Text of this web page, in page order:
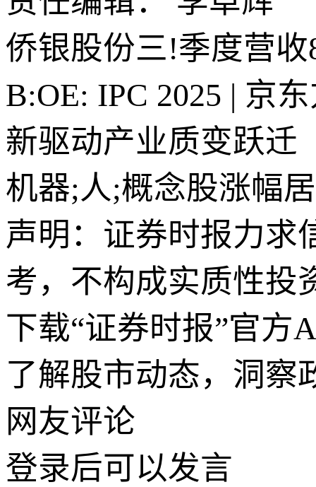
侨银股份三!季度营收
B:OE: IPC 2025 | 京
新驱动产业质变跃迁
机器;人;概念股涨幅
声明：证券时报力求
考，不构成实质性投
下载“证券时报”官方
了解股市动态，洞察
网友评论
登录后可以发言